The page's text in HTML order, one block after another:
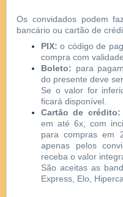
Os convidados podem
bancário ou cartão de
PIX: o código de
compra com
Boleto: para
do presente deve
Se o valor for
ficará disponível.
Cartão de crédito:
em até 6x, com
para compras em
apenas pelos
receba o valor
São aceitas as
Express, Elo,